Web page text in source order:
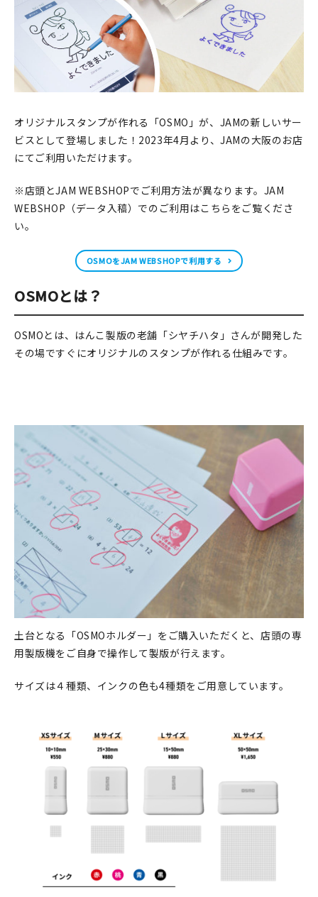
無地素材
本
雑貨
JAMグッズ
おすすめ特集
イベント・ワークショップ
ギャラリー
おしらせ
マイアカウント
カートを見る
お買い物ガイド
オリジナルスタンプが作れる「OSMO」が、JAMの新しいサー
ビスとして登場しました！2023年4月より、JAMの大阪のお店
にてご利用いただけます。
※店頭とJAM WEBSHOPでご利用方法が異なります。JAM
WEBSHOP（データ入稿）でのご利用はこちらをご覧くださ
い。
OSMOをJAM WEBSHOPで利用する
OSMOとは？
OSMOとは、はんこ製版の老舗「シヤチハタ」さんが開発した
その場ですぐにオリジナルのスタンプが作れる仕組みです。
土台となる「OSMOホルダー」をご購入いただくと、店頭の専
用製版機をご自身で操作して製版が行えます。
サイズは４種類、インクの色も4種類をご用意しています。